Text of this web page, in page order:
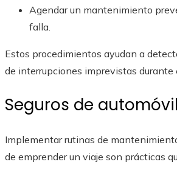
Agendar un mantenimiento
falla.
Estos procedimientos ayudan a
de interrupciones imprevistas
Seguros de
Implementar rutinas de
de emprender un viaje son prácticas